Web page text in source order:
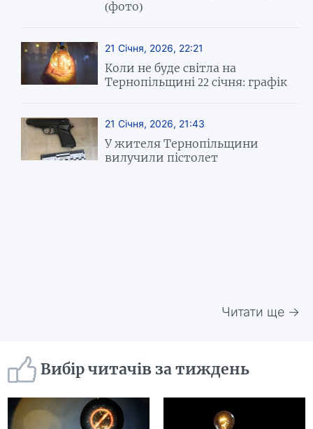
(фото)
21 Січня, 2026, 22:21
Коли не буде світла на
Тернопільщині 22 січня: графік
21 Січня, 2026, 21:43
У жителя Тернопільщини
вилучили пістолет
Читати ще →
Вибір читачів за тиждень